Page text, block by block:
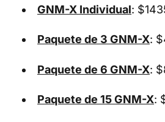
GNM-X Individual:
Paquete de 3 GNM-X:
Paquete de 6 GNM-X:
Paquete de 15 GNM-X: